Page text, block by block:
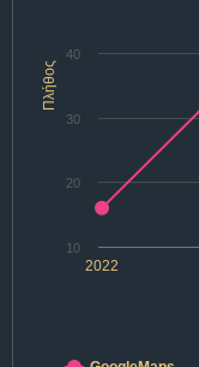
Πλήθος
2022
10
20
30
40